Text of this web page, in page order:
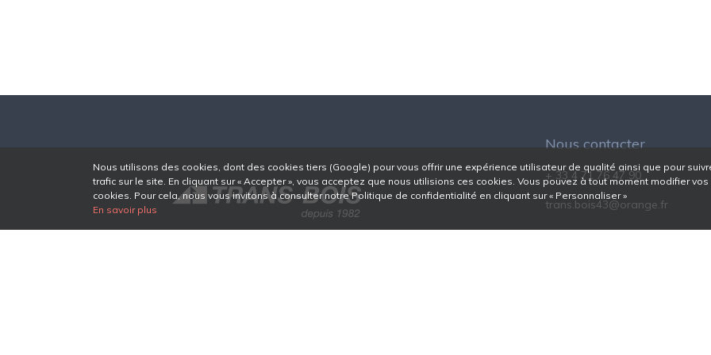
Nous utilisons des cookies, dont des cookies tiers (Google) pour vous offrir une expérience utilisateur de qualité ainsi que pour
trafic sur le site. En cliquant sur « Accepter », vous acceptez que nous utilisions ces cookies. Vous pouvez à tout moment modifier
cookies. Pour cela, nous vous invitons à consulter notre Politique de confidentialité en cliquant sur « Personnaliser »
En savoir plus
Nous contacter
+ 33 4 71 76 47 90
trans.bois43@orange.fr
Pont de Lamothe